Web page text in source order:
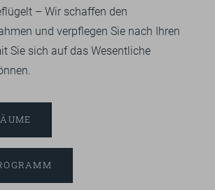
– Wir schaffen den
und verpflegen Sie nach Ihren
Sie sich auf das Wesentliche